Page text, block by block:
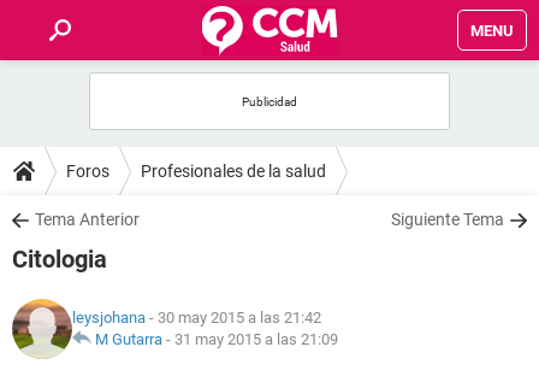
MENU
FOROS
SALUD
FAMILIA
NUTRICIÓN
Foros Profesionales de la salud
Tema Anterior Siguiente Tema
Citologia
leysjohana - 30 may 2015 a las 21:42
M Gutarra - 31 may 2015 a las 21:09